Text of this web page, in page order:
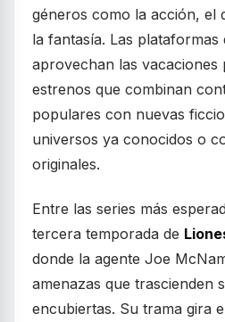
géneros como la acción, el
la fantasía. Las plataformas
aprovechan las vacaciones
estrenos que combinan
populares con nuevas
universos ya conocidos o
originales.
Entre las series más
tercera temporada de
donde la agente Joe
amenazas que trascienden
encubiertas. Su trama gira